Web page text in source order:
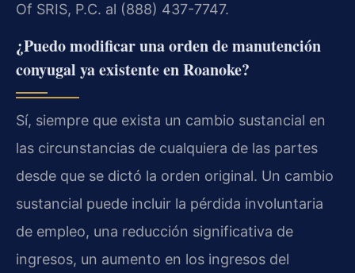
Of SRIS, P.C. al (888) 437-7747.
¿Puedo modificar una orden de manutención
conyugal ya existente en Roanoke?
Sí, siempre que exista un cambio sustancial en
las circunstancias de cualquiera de las partes
desde que se dictó la orden original. Un cambio
sustancial puede incluir la pérdida involuntaria
de empleo, una reducción significativa de
ingresos, un aumento en los ingresos del